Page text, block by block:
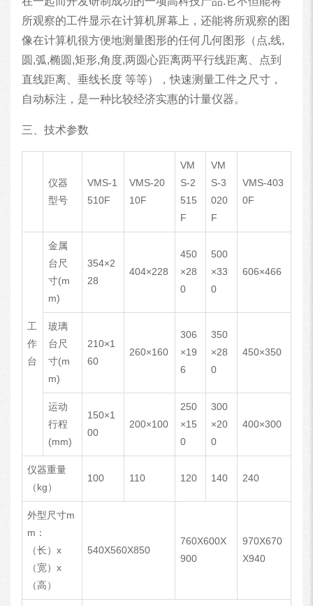
所观察的工件显示在计算机屏幕上，还能将所观察的图
像在计算机很方便地测量图形的任何几何图形（点,线,
圆,弧,椭圆,矩形,角度,两圆心距离两平行线距离、点到
直线距离、垂线长度 等等），快速测量工件之尺寸，
自动标注，是一种比较经济实惠的计量仪器。
三、技术参数
仪器
型号
VMS-1
510F
VMS-20
10F
VM
S-2
515
F
VM
S-3
020
F
VMS-403
0F
工
作
台
金属
台尺
寸(m
m)
354×2
28
404×228
450
×28
0
500
×33
0
606×466
玻璃
台尺
寸(m
m)
210×1
60
260×160
306
×19
6
350
×28
0
450×350
运动
行程
(mm)
150×1
00
200×100
250
×15
0
300
×20
0
400×300
仪器重量
（kg）
100 110 120 140 240
外型尺寸m
m：
（长）x
（宽）x
（高）
540X560X850
760X600X
900
970X670
X940